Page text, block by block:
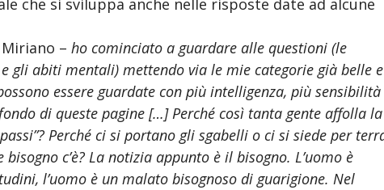
che si sviluppa anche nelle risposte date ad alcune
Miriano –ho cominciato a guardare alle questioni (le
gli abiti mentali) mettendo via le mie categorie già belle e
essere guardate con più intelligenza, più sensibilità
di queste pagine […] Perché così tanta gente affolla la
Perché ci si portano gli sgabelli o ci si siede per
c’è? La notizia appunto è il bisogno. L’uomo è
l’uomo è un malato bisognoso di guarigione. Nel